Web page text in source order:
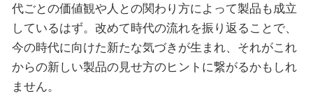
代ごとの価値観や人との関わり方によって製品も成立
しているはず。改めて時代の流れを振り返ることで、
今の時代に向けた新たな気づきが生まれ、それがこれ
からの新しい製品の見せ方のヒントに繋がるかもしれ
ません。